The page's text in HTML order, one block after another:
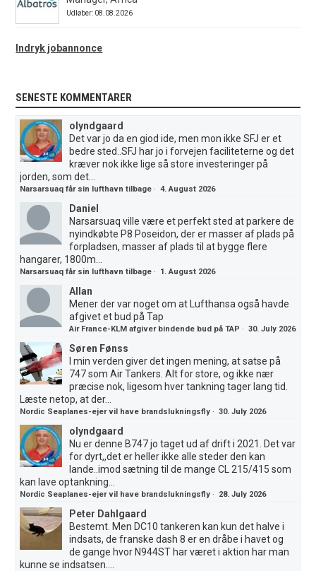
Udløber: 08.08.2026
Indryk jobannonce
SENESTE KOMMENTARER
olyndgaard
Det var jo da en giod ide, men mon ikke SFJ er et
bedre sted..SFJ har jo i forvejen faciliteterne og det
kræver nok ikke lige så store investeringer på
jorden, som det...
Narsarsuaq får sin lufthavn tilbage ·4. August 2026
Daniel
Narsarsuaq ville være et perfekt sted at parkere de
nyindkøbte P8 Poseidon, der er masser af plads på
forpladsen, masser af plads til at bygge flere
hangarer, 1800m...
Narsarsuaq får sin lufthavn tilbage · 1. August 2026
Allan
Mener der var noget om at Lufthansa også havde
afgivet et bud på Tap
Air France-KLM afgiver bindende bud på TAP ·30. July 2026
Søren Fønss
I min verden giver det ingen mening, at satse på
747 som Air Tankers. Alt for store, og ikke nær
præcise nok, ligesom hver tankning tager lang tid.
Læste netop, at der...
Nordic Seaplanes-ejer vil have brandslukningsfly ·30. July 2026
olyndgaard
Nu er denne B747 jo taget ud af drift i 2021. Det var
for dyrt,,det er heller ikke alle steder den kan
lande..imod sætning til de mange CL 215/415 som
kan lave optankning...
Nordic Seaplanes-ejer vil have brandslukningsfly · 28. July 2026
Peter Dahlgaard
Bestemt. Men DC10 tankeren kan kun det halve i
indsats, de franske dash 8 er en dråbe i havet og
de gange hvor N944ST har været i aktion har man
kunne se indsatsen....